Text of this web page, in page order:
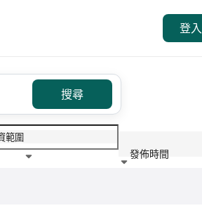
登入
搜尋
發佈時間